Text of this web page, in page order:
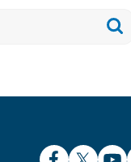
Facebook
X